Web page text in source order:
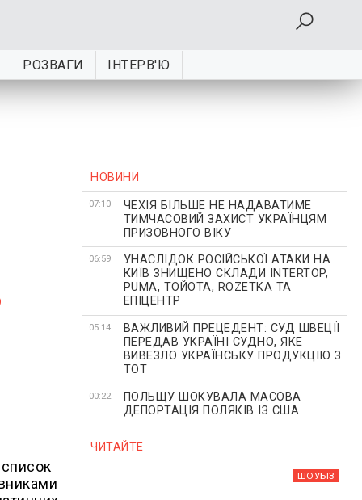
РОЗВАГИ ІНТЕРВ'Ю
НОВИНИ
07:10
ЧЕХІЯ БІЛЬШЕ НЕ НАДАВАТИМЕ
ТИМЧАСОВИЙ ЗАХИСТ УКРАЇНЦЯМ
ПРИЗОВНОГО ВІКУ
06:59
УНАСЛІДОК РОСІЙСЬКОЇ АТАКИ НА
КИЇВ ЗНИЩЕНО СКЛАДИ INTERTOP,
PUMA, ТОЙОТА, ROZETKA ТА
ЕПІЦЕНТР
05:14
ВАЖЛИВИЙ ПРЕЦЕДЕНТ: СУД ШВЕЦІЇ
ПЕРЕДАВ УКРАЇНІ СУДНО, ЯКЕ
ВИВЕЗЛО УКРАЇНСЬКУ ПРОДУКЦІЮ З
ТОТ
00:22
ПОЛЬЩУ ШОКУВАЛА МАСОВА
ДЕПОРТАЦІЯ ПОЛЯКІВ ІЗ США
ЧИТАЙТЕ
ШОУБIЗ